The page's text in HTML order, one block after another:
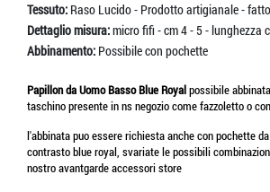
Tessuto: Raso Lucido - Prodotto artigianale -
Dettaglio misura:micro fifi - cm 4 - 5 - lunghezza
Abbinamento: Possibile con pochette
Papillon da Uomo Basso Blue Royalpossibile
taschino presente in ns negozio come fazzoletto o
l'abbinata puo essere richiesta anche con pochette
contrasto blue royal, svariate le possibili
nostro avantgarde accessori store